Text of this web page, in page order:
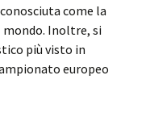
come la
Inoltre, si
più visto in
europeo